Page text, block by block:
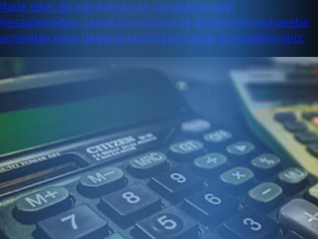
ifade eder. Bu içerikte duran varlıkların nasıl
hesaplandığını, temel formülünü ve örneklerle muhasebe
açısından nasıl değerlendirildiğini özetle öğrenebilirsiniz.